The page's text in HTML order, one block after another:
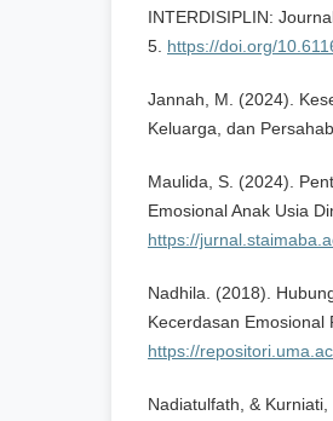
INTERDISIPLIN:
5. https://doi.org/
Jannah, M. (2024).
Keluarga, dan
Maulida, S. (2024).
Emosional Anak Usia
https://
Nadhila. (2018).
Kecerdasan Emosional
https://
Nadiatulfath, &